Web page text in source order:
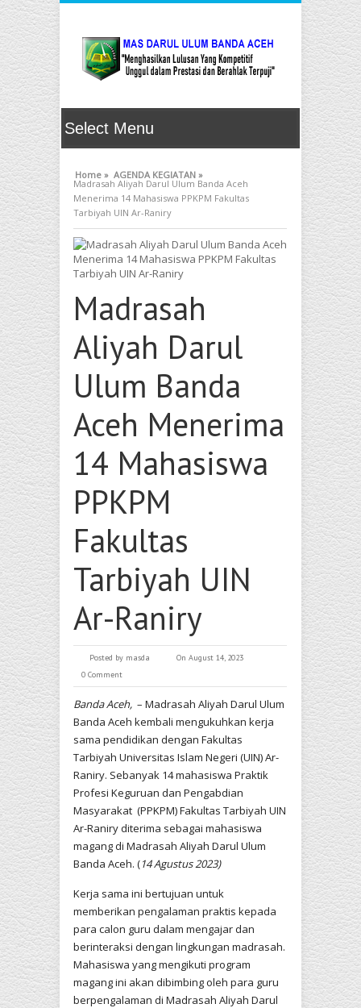
Home » AGENDA KEGIATAN »
Madrasah Aliyah Darul Ulum Banda Aceh
Menerima 14 Mahasiswa PPKPM Fakultas
Tarbiyah UIN Ar-Raniry
Madrasah
Aliyah Darul
Ulum Banda
Aceh Menerima
14 Mahasiswa
PPKPM
Fakultas
Tarbiyah UIN
Ar-Raniry
Posted by masda
On August 14, 2023
0 Comment
Banda Aceh, – Madrasah Aliyah Darul Ulum
Banda Aceh kembali mengukuhkan kerja
sama pendidikan dengan Fakultas
Tarbiyah Universitas Islam Negeri (UIN) Ar-
Raniry. Sebanyak 14 mahasiswa Praktik
Profesi Keguruan dan Pengabdian
Masyarakat (PPKPM) Fakultas Tarbiyah UIN
Ar-Raniry diterima sebagai mahasiswa
magang di Madrasah Aliyah Darul Ulum
Banda Aceh. (14 Agustus 2023)
Kerja sama ini bertujuan untuk
memberikan pengalaman praktis kepada
para calon guru dalam mengajar dan
berinteraksi dengan lingkungan madrasah.
Mahasiswa yang mengikuti program
magang ini akan dibimbing oleh para guru
berpengalaman di Madrasah Aliyah Darul